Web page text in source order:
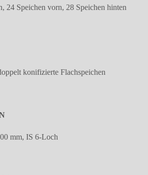
24 Speichen vorn, 28 Speichen hinten
konifizierte Flachspeichen
mm, IS 6-Loch